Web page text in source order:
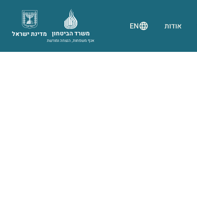
אודות EN
מדינת ישראל משרד הביטחון
אגף משפחות, הנצחה ומורשת